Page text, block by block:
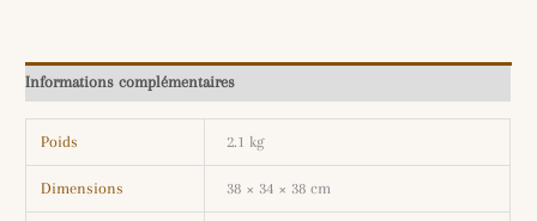
Informations complémentaires
Poids 2.1 kg
Dimensions 38 × 34 × 38 cm